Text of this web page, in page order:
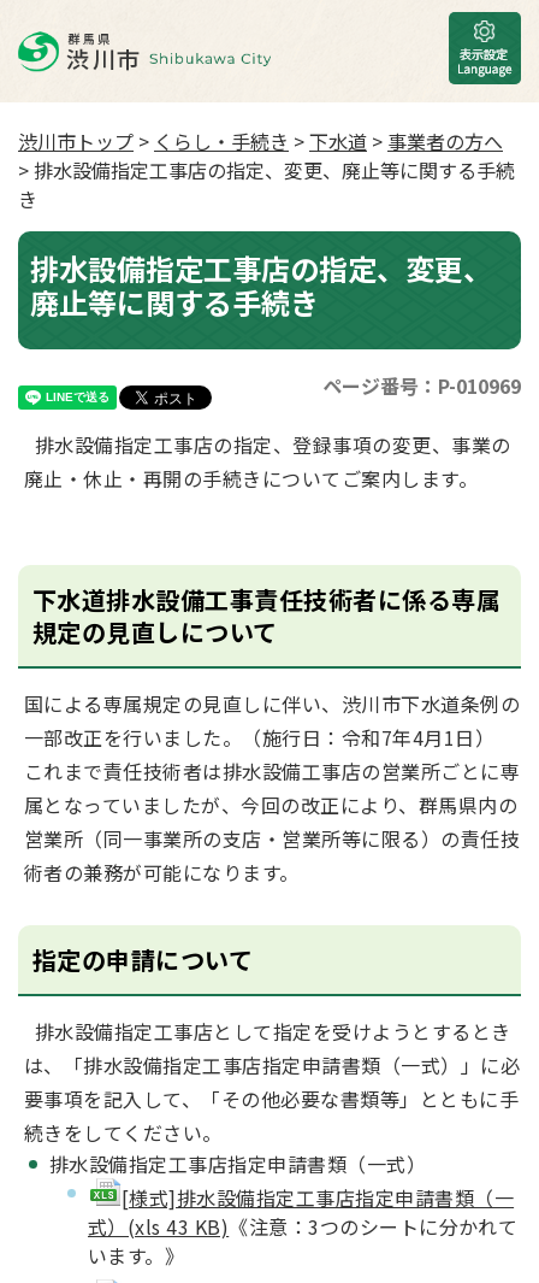
渋川市トップ > くらし・手続き >下水道 > 事業者の方へ
> 排水設備指定工事店の指定、変更、廃止等に関する手続
き
排水設備指定工事店の指定、変更、
廃止等に関する手続き
ページ番号：P-010969
排水設備指定工事店の指定、登録事項の変更、事業の
廃止・休止・再開の手続きについてご案内します。
下水道排水設備工事責任技術者に係る専属
規定の見直しについて
国による専属規定の見直しに伴い、渋川市下水道条例の
一部改正を行いました。（施行日：令和7年4月1日）
これまで責任技術者は排水設備工事店の営業所ごとに専
属となっていましたが、今回の改正により、群馬県内の
営業所（同一事業所の支店・営業所等に限る）の責任技
術者の兼務が可能になります。
指定の申請について
排水設備指定工事店として指定を受けようとするとき
は、「排水設備指定工事店指定申請書類（一式）」に必
要事項を記入して、「その他必要な書類等」とともに手
続きをしてください。
排水設備指定工事店指定申請書類（一式）
[様式]排水設備指定工事店指定申請書類（一
式）(xls 43 KB) 《注意：3つのシートに分かれて
います。》